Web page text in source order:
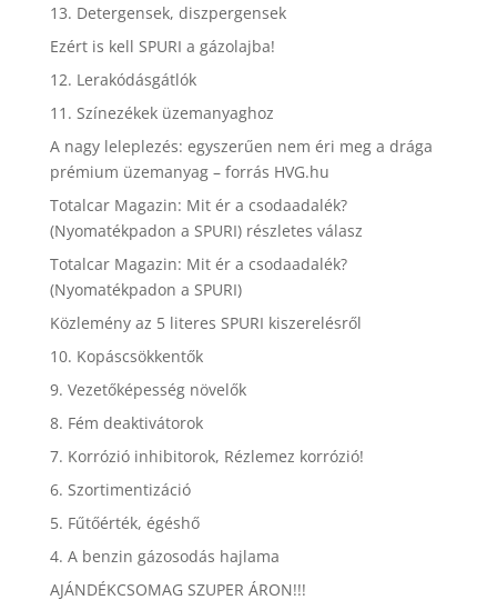
13. Detergensek, diszpergensek
Ezért is kell SPURI a gázolajba!
12. Lerakódásgátlók
11. Színezékek üzemanyaghoz
A nagy leleplezés: egyszerűen nem éri meg a drága
prémium üzemanyag – forrás HVG.hu
Totalcar Magazin: Mit ér a csodaadalék?
(Nyomatékpadon a SPURI) részletes válasz
Totalcar Magazin: Mit ér a csodaadalék?
(Nyomatékpadon a SPURI)
Közlemény az 5 literes SPURI kiszerelésről
10. Kopáscsökkentők
9. Vezetőképesség növelők
8. Fém deaktivátorok
7. Korrózió inhibitorok, Rézlemez korrózió!
6. Szortimentizáció
5. Fűtőérték, égéshő
4. A benzin gázosodás hajlama
AJÁNDÉKCSOMAG SZUPER ÁRON!!!